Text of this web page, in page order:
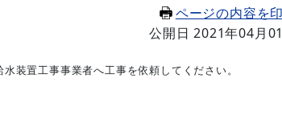
ページの内容を
公開日 2021年04月
装置工事事業者へ工事を依頼してください。